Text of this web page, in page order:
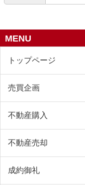
MENU
トップページ
売買企画
不動産購入
不動産売却
成約御礼